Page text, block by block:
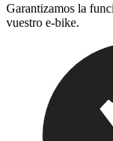
Garantizamos la
vuestro e-bike.